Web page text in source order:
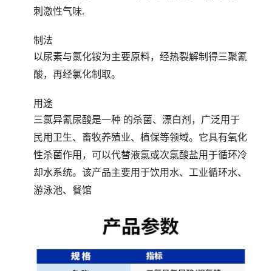
刺激性气味.
制法
以尿素与氯化铵为主要原料，经热裂解制得三聚氰
酸，再经氯化制取。
用途
三氯异氰尿酸是一种 的杀菌、漂白剂，广泛用于
民用卫生、畜牧养殖业、植保等领域。它具有氧化
性杀菌作用，可以代替液氯或次氯酸盐用于循环冷
却水系统。该产品主要用于饮用水、工业循环水、
游泳池、餐馆